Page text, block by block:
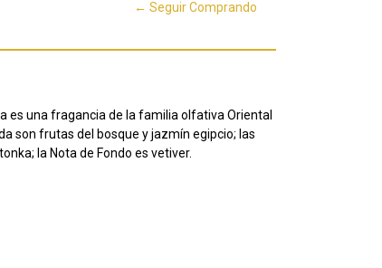
← Seguir Comprando
es una fragancia de la familia olfativa Oriental
son frutas del bosque y jazmín egipcio; las
la Nota de Fondo es vetiver.